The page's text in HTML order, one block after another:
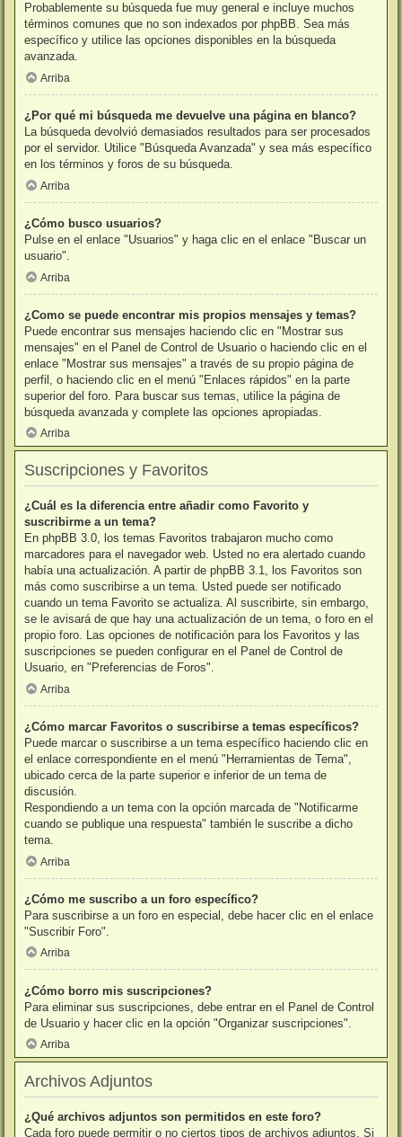
Probablemente su búsqueda fue muy general e incluye muchos
términos comunes que no son indexados por phpBB. Sea más
específico y utilice las opciones disponibles en la búsqueda
avanzada.
Arriba
¿Por qué mi búsqueda me devuelve una página en blanco?
La búsqueda devolvió demasiados resultados para ser procesados
por el servidor. Utilice "Búsqueda Avanzada" y sea más específico
en los términos y foros de su búsqueda.
Arriba
¿Cómo busco usuarios?
Pulse en el enlace "Usuarios" y haga clic en el enlace "Buscar un
usuario".
Arriba
¿Como se puede encontrar mis propios mensajes y temas?
Puede encontrar sus mensajes haciendo clic en "Mostrar sus
mensajes" en el Panel de Control de Usuario o haciendo clic en el
enlace "Mostrar sus mensajes" a través de su propio página de
perfil, o haciendo clic en el menú "Enlaces rápidos" en la parte
superior del foro. Para buscar sus temas, utilice la página de
búsqueda avanzada y complete las opciones apropiadas.
Arriba
Suscripciones y Favoritos
¿Cuál es la diferencia entre añadir como Favorito y
suscribirme a un tema?
En phpBB 3.0, los temas Favoritos trabajaron mucho como
marcadores para el navegador web. Usted no era alertado cuando
había una actualización. A partir de phpBB 3.1, los Favoritos son
más como suscribirse a un tema. Usted puede ser notificado
cuando un tema Favorito se actualiza. Al suscribirte, sin embargo,
se le avisará de que hay una actualización de un tema, o foro en el
propio foro. Las opciones de notificación para los Favoritos y las
suscripciones se pueden configurar en el Panel de Control de
Usuario, en "Preferencias de Foros".
Arriba
¿Cómo marcar Favoritos o suscribirse a temas específicos?
Puede marcar o suscribirse a un tema específico haciendo clic en
el enlace correspondiente en el menú "Herramientas de Tema",
ubicado cerca de la parte superior e inferior de un tema de
discusión.
Respondiendo a un tema con la opción marcada de "Notificarme
cuando se publique una respuesta" también le suscribe a dicho
tema.
Arriba
¿Cómo me suscribo a un foro específico?
Para suscribirse a un foro en especial, debe hacer clic en el enlace
"Suscribir Foro".
Arriba
¿Cómo borro mis suscripciones?
Para eliminar sus suscripciones, debe entrar en el Panel de Control
de Usuario y hacer clic en la opción "Organizar suscripciones".
Arriba
Archivos Adjuntos
¿Qué archivos adjuntos son permitidos en este foro?
Cada foro puede permitir o no ciertos tipos de archivos adjuntos. Si